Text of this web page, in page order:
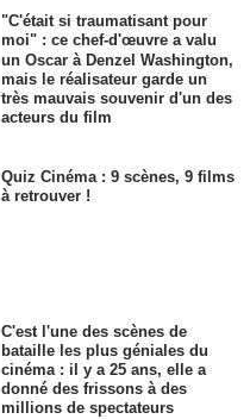
"C'était si traumatisant pour
moi" : ce chef-d'œuvre a valu
un Oscar à Denzel Washington,
mais le réalisateur garde un
très mauvais souvenir d'un des
acteurs du film
Quiz Cinéma : 9 scènes, 9 films
à retrouver !
C'est l'une des scènes de
bataille les plus géniales du
cinéma : il y a 25 ans, elle a
donné des frissons à des
millions de spectateurs